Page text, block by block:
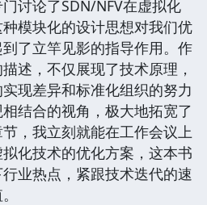
讨论了SDN/NFV在虚拟化
模块化的设计思想对我们优
了立竿见影的指导作用。作
述，不仅展现了技术原理，
现差异和标准化组织的努力
结合的视角，极大地拓宽了
，我立刻就能在工作会议上
化技术的优化方案，这本书
业热点，紧跟技术迭代的速